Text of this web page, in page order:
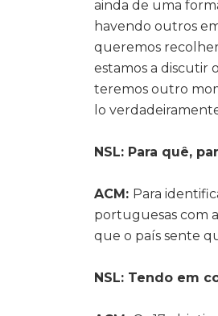
ainda de uma
havendo outros
queremos
estamos a discutir
teremos outro
lo
NSL: Para quê,
ACM: Para
portuguesas com
que o país sente
NSL: Tendo em